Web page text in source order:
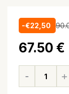
-€22,50
67.50 €